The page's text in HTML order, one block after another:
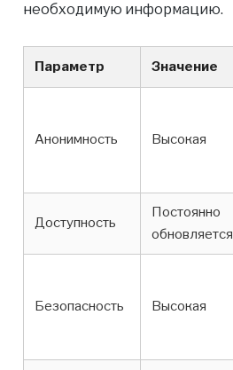
необходимую информацию.
Параметр Значение
Анонимность Высокая
Доступность
Постоянно
обновляется
Безопасность Высокая